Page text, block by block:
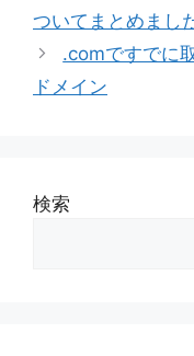
リ
ー
ついてまとめまし
.comですでに
ドメイン
検索